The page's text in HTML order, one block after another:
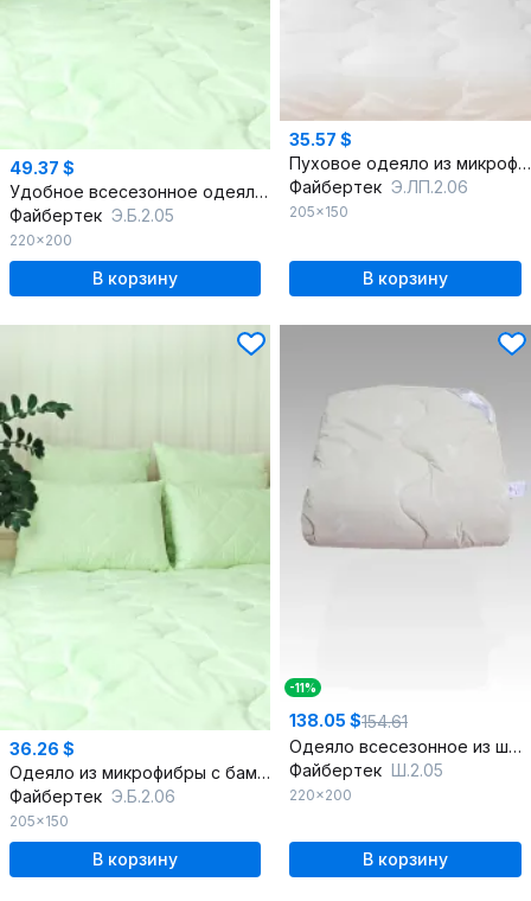
49.37 $
Удобное всесезонное одеяло из микрофибры с бамбуком
Файбертек Э.Б.2.05
220x200
В корзину
35.57 $
Пуховое одеяло из микрофибры для круглый год
Файбертек Э.ЛП.2.06
205x150
В корзину
36.26 $
Одеяло из микрофибры с бамбуковым наполнением 200 г/м2
Файбертек Э.Б.2.06
205x150
В корзину
-11%
138.05 $154.61
Одеяло всесезонное из шерсти и хлопка 200x220 см
Файбертек Ш.2.05
220x200
В корзину